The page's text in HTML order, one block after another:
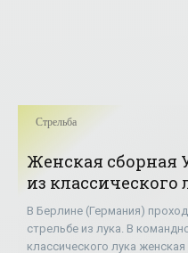
Стрельба
Женская сборная
из классического
финала на этапе
«Стрельба»
В Берлине (Германия)
стрельбе из лука. В
классического лука